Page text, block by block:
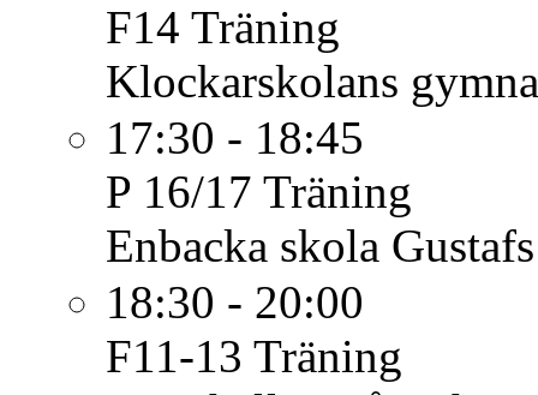
F14 Träning
Klockarskolans
17:30 - 18:45
P 16/17 Träning
Enbacka skola
18:30 - 20:00
F11-13 Träning